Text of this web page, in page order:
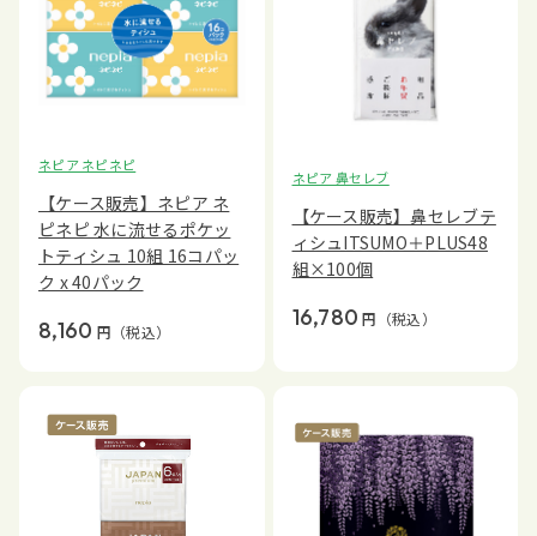
ネピア ネピネピ
【ケース販売】ネピア ネ
ピネピ 水に流せるポケッ
トティシュ 10組 16コパッ
ク x 40パック
8,160 円 （税込）
ネピア 鼻セレブ
【ケース販売】鼻セレブテ
ィシュITSUMO＋PLUS48
組×100個
16,780 円 （税込）